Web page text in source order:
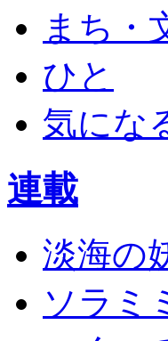
まち・
ひと
気にな
連載
淡海の
ソラミ